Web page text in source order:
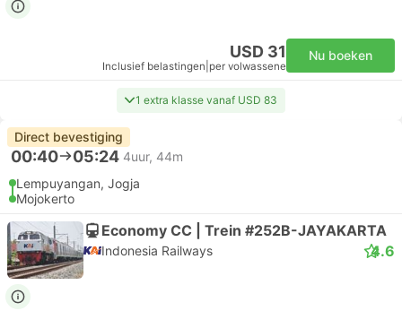
USD 31
Inclusief belastingen per volwassene
Nu boeken
1 extra klasse vanaf USD 83
Direct bevestiging
00:40 05:24 4uur, 44m
Lempuyangan, Jogja
Mojokerto
Economy CC | Trein #252B-JAYAKARTA
Indonesia Railways 4.6